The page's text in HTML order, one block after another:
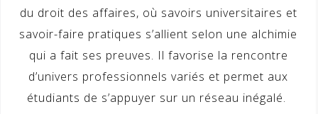
du droit des affaires, où savoirs universitaires et
savoir-faire pratiques s’allient selon une alchimie
qui a fait ses preuves. Il favorise la rencontre
d’univers professionnels variés et permet aux
étudiants de s’appuyer sur un réseau inégalé.